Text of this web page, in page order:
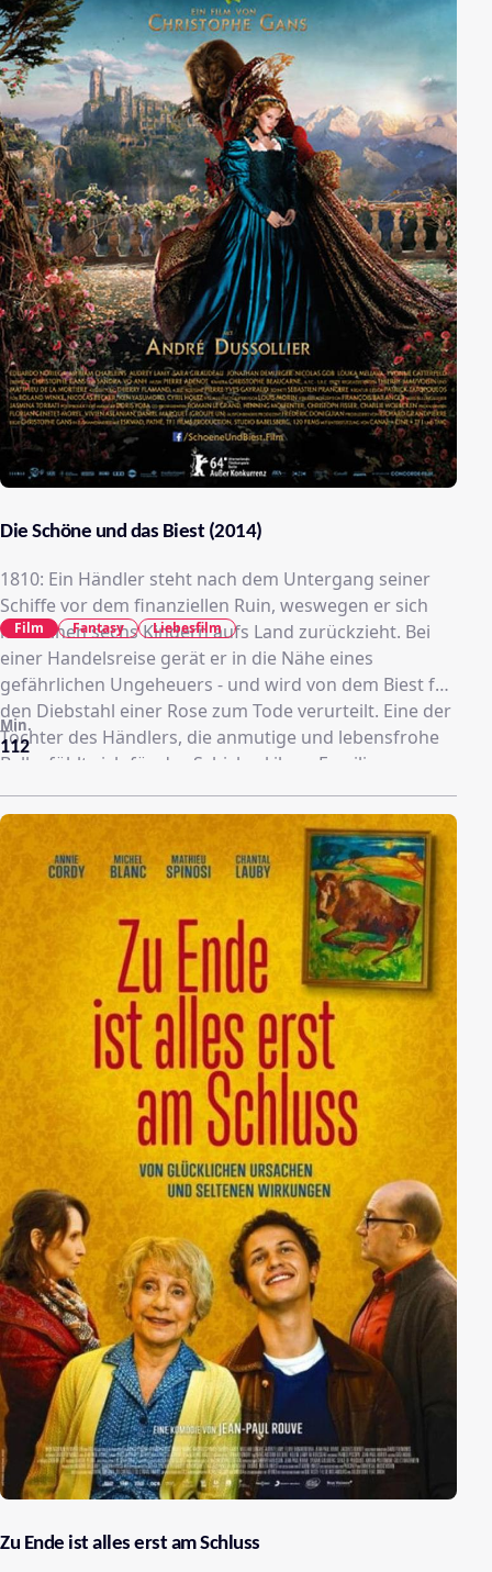
auch ein örtlicher Gangster und die halbe belgische
Unterwelt …
Die Schöne und das Biest (2014)
1810: Ein Händler steht nach dem Untergang seiner
Schiffe vor dem finanziellen Ruin, weswegen er sich
mit seinen sechs Kindern aufs Land zurückzieht. Bei
einer Handelsreise gerät er in die Nähe eines
gefährlichen Ungeheuers - und wird von dem Biest für
den Diebstahl einer Rose zum Tode verurteilt. Eine der
Töchter des Händlers, die anmutige und lebensfrohe
Belle, fühlt sich für das Schicksal ihrer Familie
verantwortlich und bietet an, die Strafe anstelle ihres
Vaters anzutreten. Auf dem Schloss des Biestes
erwartet sie jedoch etwas ganz anderes als vermutet -
nicht der Tod, sondern ein Ort voll Magie, Freude und
Melancholie. Belle und das Biest kommen sich mit der
Zeit näher, wobei auch die Vergangenheit des
Monsters kein Geheimnis bleibt. Die wilde und
einsame Gestalt war einst ein schöner Prinz…
112
Min.
Film Fantasy Liebesfilm
Zu Ende ist alles erst am Schluss